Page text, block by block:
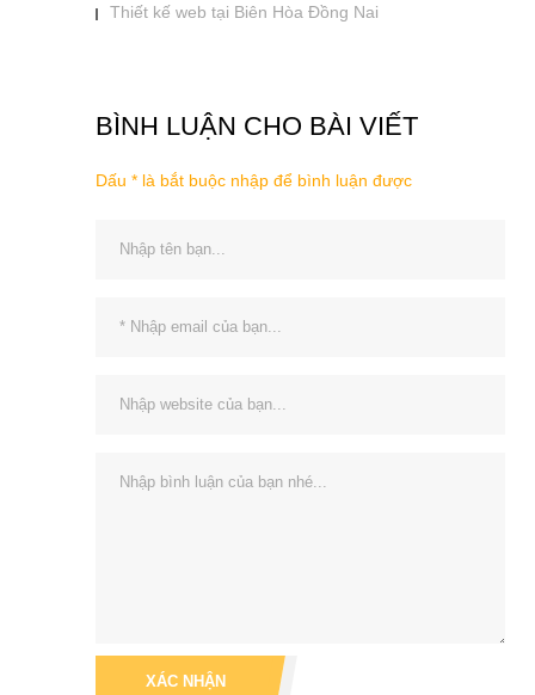
Thiết kế web tại Biên Hòa Đồng Nai
BÌNH LUẬN CHO BÀI VIẾT
Dấu * là bắt buộc nhập để bình luận được
XÁC NHẬN